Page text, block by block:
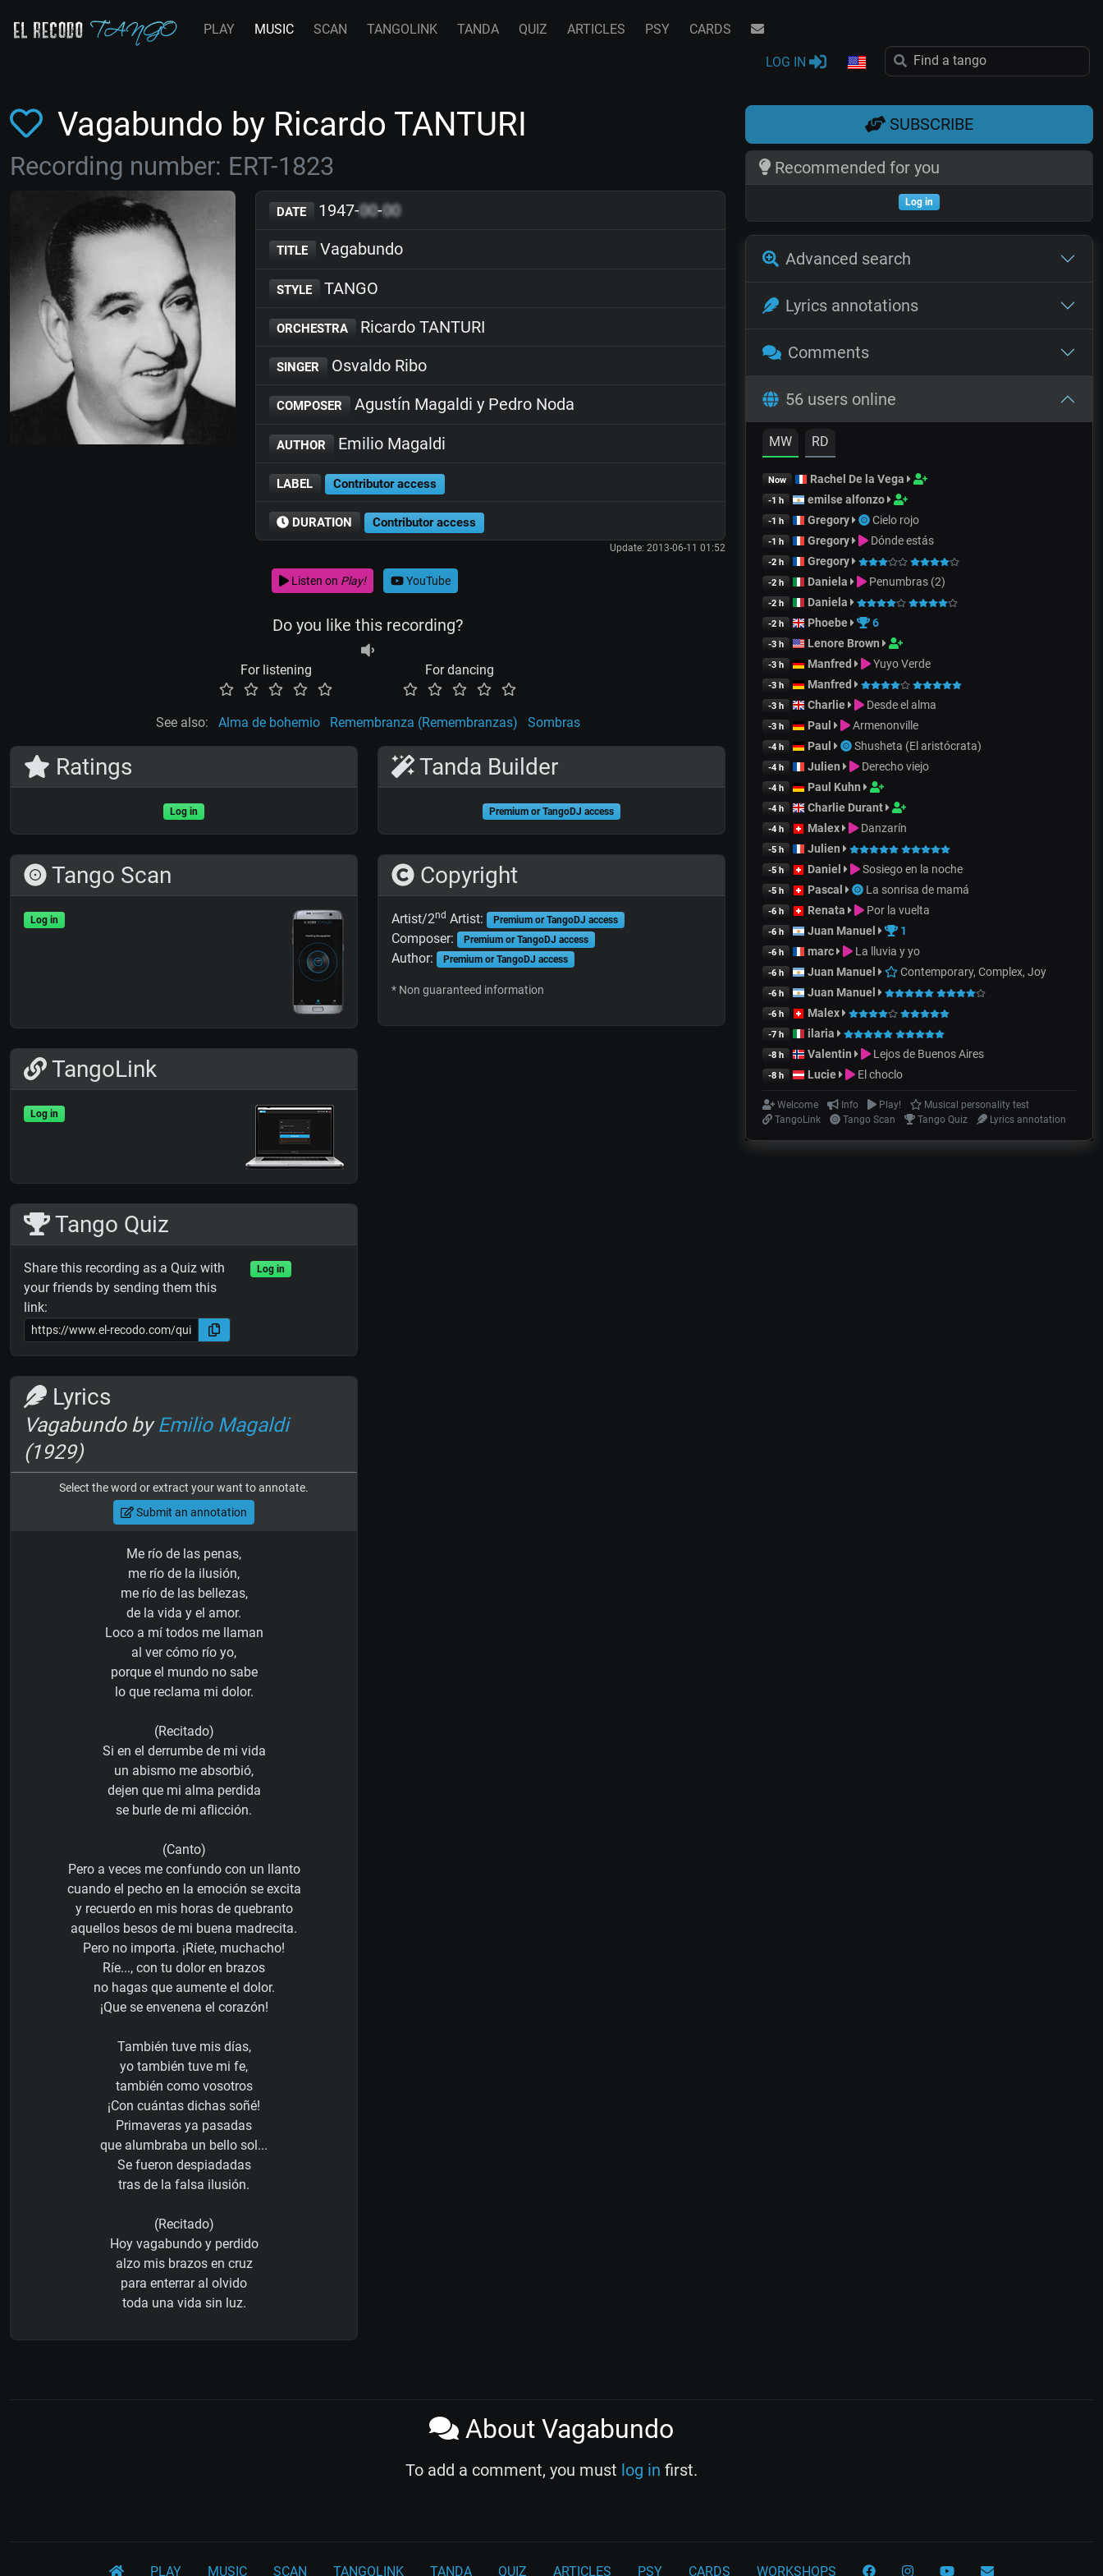
PLAY MUSIC SCAN TANGOLINK TANDA QUIZ ARTICLES PSY CARDS
LOG IN
Vagabundo by Ricardo TANTURI
Recording number: ERT-1823
DATE 1947-00-00
TITLE Vagabundo
STYLE TANGO
ORCHESTRA Ricardo TANTURI
SINGER Osvaldo Ribo
COMPOSER Agustín Magaldi y Pedro Noda
AUTHOR Emilio Magaldi
LABEL Contributor access
DURATION Contributor access
Update: 2013-06-11 01:52
Listen on Play! YouTube
Do you like this recording?
For listening For dancing
See also: Alma de bohemio Remembranza (Remembranzas) Sombras
Ratings
Log in
Tango Scan
Log in
TangoLink
Log in
Tango Quiz
Share this recording as a Quiz with
your friends by sending them this
link:
Log in
Lyrics
Vagabundo byEmilio Magaldi
(1929)
Select the word or extract your want to annotate.
Submit an annotation
Me río de las penas,
me río de la ilusión,
me río de las bellezas,
de la vida y el amor.
Loco a mí todos me llaman
al ver cómo río yo,
porque el mundo no sabe
lo que reclama mi dolor.
(Recitado)
Si en el derrumbe de mi vida
un abismo me absorbió,
dejen que mi alma perdida
se burle de mi aflicción.
(Canto)
Pero a veces me confundo con un llanto
cuando el pecho en la emoción se excita
y recuerdo en mis horas de quebranto
aquellos besos de mi buena madrecita.
Pero no importa. ¡Ríete, muchacho!
Ríe..., con tu dolor en brazos
no hagas que aumente el dolor.
¡Que se envenena el corazón!
También tuve mis días,
yo también tuve mi fe,
también como vosotros
¡Con cuántas dichas soñé!
Primaveras ya pasadas
que alumbraba un bello sol...
Se fueron despiadadas
tras de la falsa ilusión.
(Recitado)
Hoy vagabundo y perdido
alzo mis brazos en cruz
para enterrar al olvido
toda una vida sin luz.
Tanda Builder
Premium or TangoDJ access
Copyright
Artist/2nd Artist: Premium or TangoDJ access
Composer: Premium or TangoDJ access
Author: Premium or TangoDJ access
* Non guaranteed information
SUBSCRIBE
Recommended for you
Log in
Advanced search
Lyrics annotations
Comments
56 users online
MW RD
Now Rachel De la Vega
-1 h emilse alfonzo
-1 h Gregory Cielo rojo
-1 h Gregory Dónde estás
-2 h Gregory
-2 h Daniela Penumbras (2)
-2 h Daniela
-2 h Phoebe 6
-3 h Lenore Brown
-3 h Manfred Yuyo Verde
-3 h Manfred
-3 h Charlie Desde el alma
-3 h Paul Armenonville
-4 h Paul Shusheta (El aristócrata)
-4 h Julien Derecho viejo
-4 h Paul Kuhn
-4 h Charlie Durant
-4 h Malex Danzarín
-5 h Julien
-5 h Daniel Sosiego en la noche
-5 h Pascal La sonrisa de mamá
-6 h Renata Por la vuelta
-6 h Juan Manuel 1
-6 h marc La lluvia y yo
-6 h Juan Manuel Contemporary, Complex, Joy
-6 h Juan Manuel
-6 h Malex
-7 h ilaria
-8 h Valentin Lejos de Buenos Aires
-8 h Lucie El choclo
Welcome Info Play!
Musical personality test
TangoLink
Tango Scan Tango Quiz Lyrics annotation
About Vagabundo
To add a comment, you must log in first.
PLAY MUSIC SCAN TANGOLINK TANDA QUIZ ARTICLES PSY CARDS WORKSHOPS